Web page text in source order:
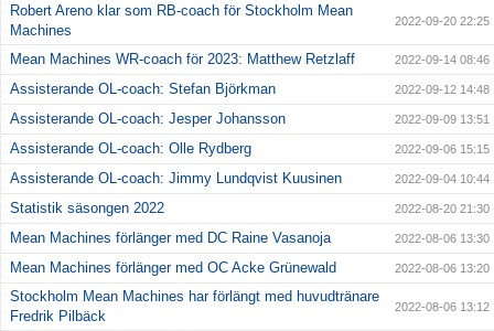
Robert Areno klar som RB-coach för Stockholm Mean
Machines
2022-09-20 22:25
Mean Machines WR-coach för 2023: Matthew Retzlaff 2022-09-14 08:46
Assisterande OL-coach: Stefan Björkman 2022-09-12 14:48
Assisterande OL-coach: Jesper Johansson 2022-09-09 13:51
Assisterande OL-coach: Olle Rydberg 2022-09-06 15:15
Assisterande OL-coach: Jimmy Lundqvist Kuusinen 2022-09-04 10:44
Statistik säsongen 2022 2022-08-20 21:30
Mean Machines förlänger med DC Raine Vasanoja 2022-08-06 13:30
Mean Machines förlänger med OC Acke Grünewald 2022-08-06 13:20
Stockholm Mean Machines har förlängt med huvudtränare
Fredrik Pilbäck
2022-08-06 13:12